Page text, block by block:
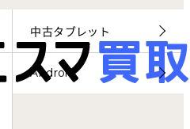
中古タブレット
Android